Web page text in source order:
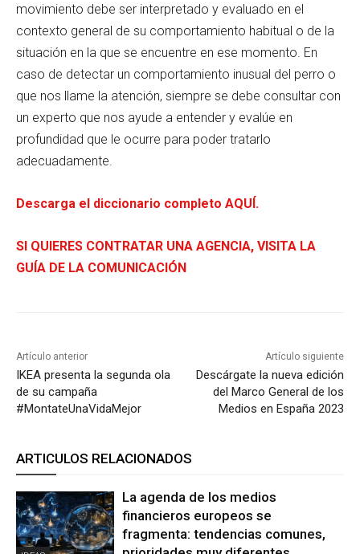
movimiento debe ser interpretado y evaluado en el
contexto general de su comportamiento habitual o de la
situación en la que se encuentre en ese momento. En
caso de detectar un comportamiento inusual del perro o
que nos llame la atención, siempre se debe consultar con
un experto que nos ayude a entender y evalúe en
profundidad que le ocurre para poder tratarlo
adecuadamente.
Descarga el diccionario completo AQUÍ.
SI QUIERES CONTRATAR UNA AGENCIA, VISITA LA
GUÍA DE LA COMUNICACIÓN
Artículo anterior
IKEA presenta la segunda ola
de su campaña
#MontateUnaVidaMejor
Artículo siguiente
Descárgate la nueva edición
del Marco General de los
Medios en España 2023
ARTICULOS RELACIONADOS
La agenda de los medios
financieros europeos se
fragmenta: tendencias comunes,